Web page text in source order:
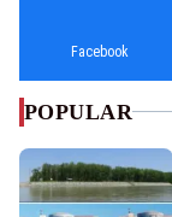
Facebook
POPULAR